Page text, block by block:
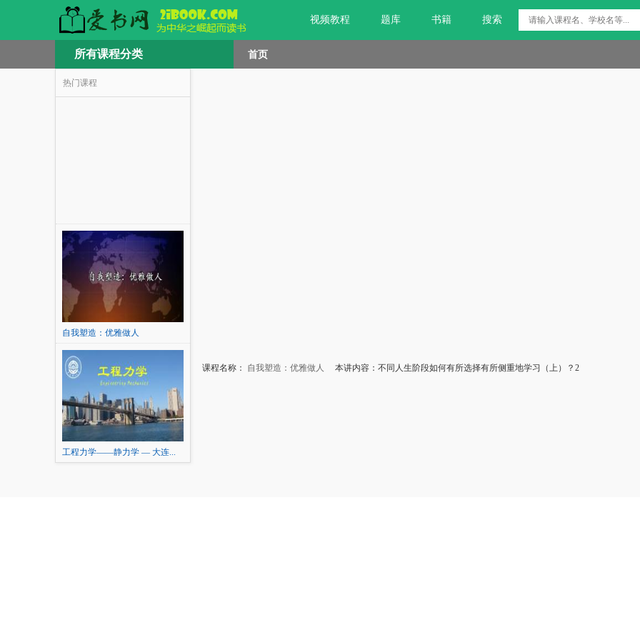
视频教程 题库 书籍 搜索
所有课程分类 首页
热门课程
自我塑造：优雅做人
工程力学——静力学 — 大连...
课程名称： 自我塑造：优雅做人 本讲内容：不同人生阶段如何有所选择有所侧重地学习（上）？2